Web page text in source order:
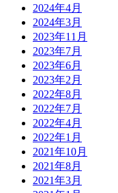
2024年4月
2024年3月
2023年11月
2023年7月
2023年6月
2023年2月
2022年8月
2022年7月
2022年4月
2022年1月
2021年10月
2021年8月
2021年3月